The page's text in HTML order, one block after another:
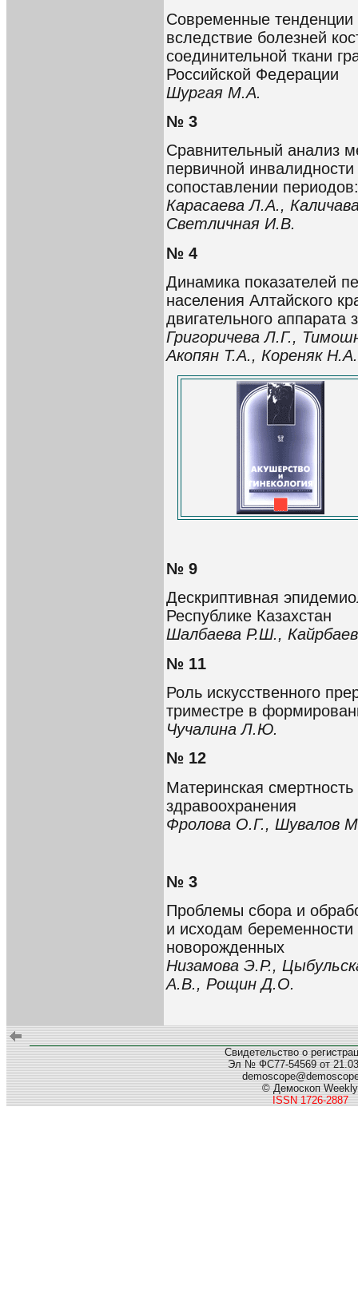
Современные тенденции
вследствие болезней
соединительной ткани
Российской Федерации
Шургая М.А.
№ 3
Сравнительный анализ
первичной
сопоставлении
Карасаева Л.А.,
Светличная И.В.
№ 4
Динамика показателей
населения Алтайского
двигательного аппарата
Григоричева Л.Г.,
Акопян Т.А., Кореняк
№ 9
Дескриптивная
Республике Казахстан
Шалбаева Р.Ш.,
№ 11
Роль искусственного
триместре в
Чучалина Л.Ю.
№ 12
Материнская
здравоохранения
Фролова О.Г., Шувалов
№ 3
Проблемы сбора и
и исходам
новорожденных
Низамова Э.Р.,
А.В., Рощин Д.О.
Свидетельство о
Эл № ФС77-54569 от
© Демоскоп Weekly
ISSN 1726-2887